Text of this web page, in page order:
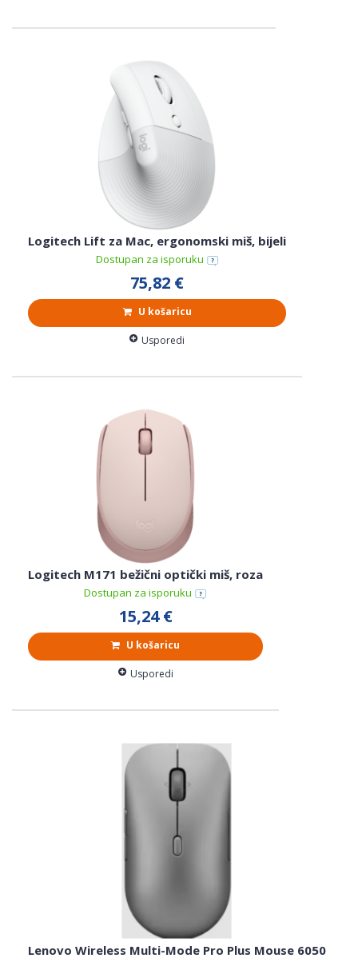
Logitech Lift za Mac, ergonomski miš, bijeli
Dostupan za isporuku
75,82 €
U košaricu
Usporedi
Logitech M171 bežični optički miš, roza
Dostupan za isporuku
15,24 €
U košaricu
Usporedi
Lenovo Wireless Multi-Mode Pro Plus Mouse 6050